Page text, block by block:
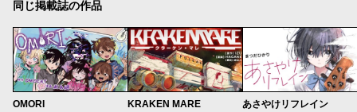
同じ掲載誌の作品
OMORI KRAKEN MARE あさやけリフレイン